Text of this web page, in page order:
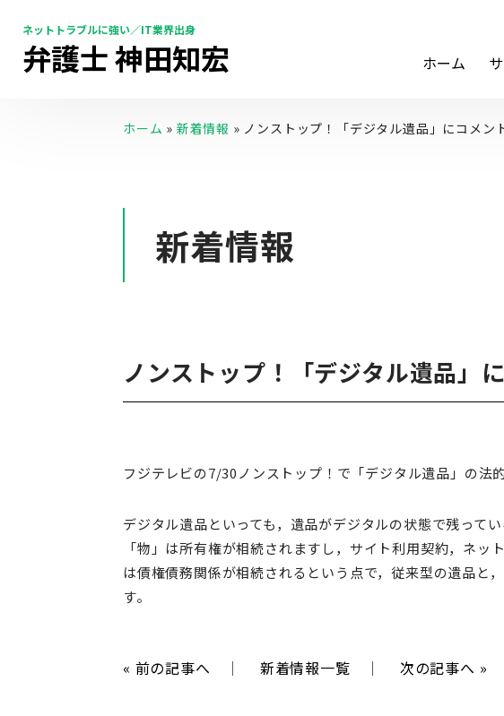
ネットトラブルに強い／IT業界出身
弁護士 神田知宏 ホーム
ホーム » 新着情報 » ノンストップ！「デジタル遺品」にコメン
新着情報
ノンストップ！「デジタル遺品」
フジテレビの7/30ノンストップ！で「デジタル遺品」の法
デジタル遺品といっても，遺品がデジタルの状態で残って
「物」は所有権が相続されますし，サイト利用契約，ネッ
は債権債務関係が相続されるという点で，従来型の遺品と
す。
« 前の記事へ ｜ 新着情報一覧 ｜ 次の記事へ »